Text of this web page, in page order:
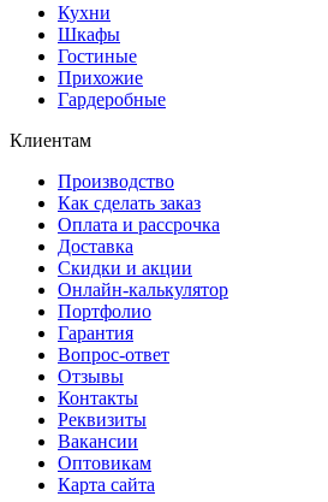
Кухни
Шкафы
Гостиные
Прихожие
Гардеробные
Клиентам
Производство
Как сделать заказ
Оплата и рассрочка
Доставка
Скидки и акции
Онлайн-калькулятор
Портфолио
Гарантия
Вопрос-ответ
Отзывы
Контакты
Реквизиты
Вакансии
Оптовикам
Карта сайта